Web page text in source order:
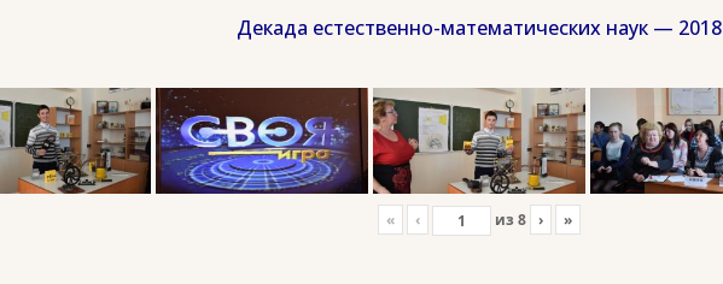
Декада естественно-математических наук — 2018
« ‹ из 8 › »